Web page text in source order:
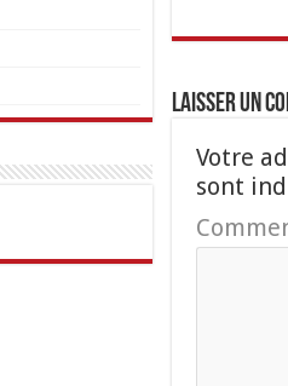
Laisser un
Votre
sont